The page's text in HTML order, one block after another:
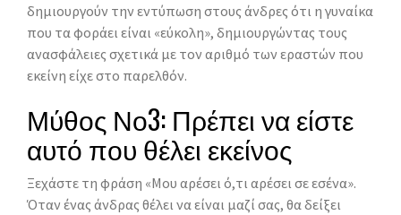
δημιουργούν την εντύπωση στους άνδρες ότι η γυναίκα
που τα φοράει είναι «εύκολη», δημιουργώντας τους
ανασφάλειες σχετικά με τον αριθμό των εραστών που
εκείνη είχε στο παρελθόν.
Μύθος Νο3: Πρέπει να είστε
αυτό που θέλει εκείνος
Ξεχάστε τη φράση «Μου αρέσει ό,τι αρέσει σε εσένα».
Όταν ένας άνδρας θέλει να είναι μαζί σας, θα δείξει